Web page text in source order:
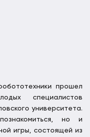
прошел
специалистов
университета.
но и
игры, состоящей из